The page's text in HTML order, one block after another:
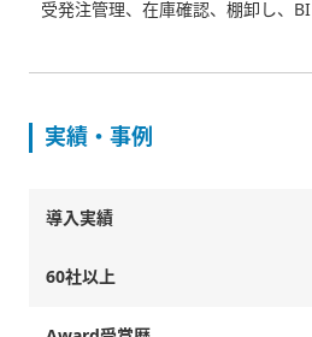
受発注管理、在庫確認、棚卸し、BI
実績・事例
導入実績
60社以上